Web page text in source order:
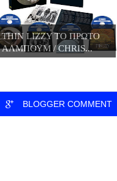
THIN LIZZY ΤΟ ΠΡΩΤΟ
ΑΛΜΠΟΥΜ / CHRIS...
BLOGGER COMMENT